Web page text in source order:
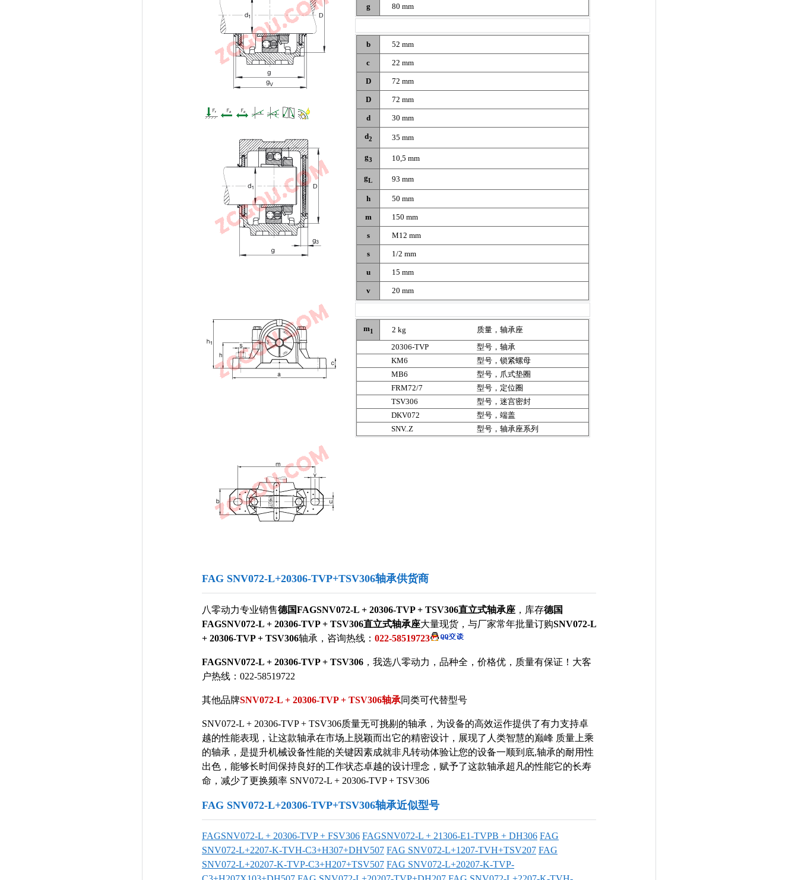
g 80 mm
b 52 mm
c 22 mm
D 72 mm
D 72 mm
d 30 mm
d2 35 mm
g3 10,5 mm
gL 93 mm
h 50 mm
m 150 mm
s M12 mm
s 1/2 mm
u 15 mm
v 20 mm
m1 2 kg
质量，轴承座
20306-TVP
型号，轴承
KM6
型号，锁紧螺母
MB6
型号，爪式垫圈
FRM72/7
型号，定位圈
TSV306
型号，迷宫密封
DKV072
型号，端盖
SNV..Z
型号，轴承座系列
FAG SNV072-L+20306-TVP+TSV306轴承供货商
八零动力专业销售德国FAGSNV072-L + 20306-TVP + TSV306直立式轴承座 ，库存德国
FAGSNV072-L + 20306-TVP + TSV306直立式轴承座大量现货，与厂家常年批量订购SNV072-L
+ 20306-TVP + TSV306轴承，咨询热线： 022-58519723
FAGSNV072-L + 20306-TVP + TSV306 ，我选八零动力，品种全，价格优，质量有保证！大客
户热线：022-58519722
其他品牌SNV072-L + 20306-TVP + TSV306轴承同类可代替型号
SNV072-L + 20306-TVP + TSV306质量无可挑剔的轴承，为设备的高效运作提供了有力支持卓
越的性能表现，让这款轴承在市场上脱颖而出它的精密设计，展现了人类智慧的巅峰 质量上乘
的轴承，是提升机械设备性能的关键因素成就非凡转动体验让您的设备一顺到底,轴承的耐用性
出色，能够长时间保持良好的工作状态卓越的设计理念，赋予了这款轴承超凡的性能它的长寿
命，减少了更换频率 SNV072-L + 20306-TVP + TSV306
FAG SNV072-L+20306-TVP+TSV306轴承近似型号
FAGSNV072-L + 20306-TVP + FSV306 FAGSNV072-L + 21306-E1-TVPB + DH306 FAG
SNV072-L+2207-K-TVH-C3+H307+DHV507 FAG SNV072-L+1207-TVH+TSV207 FAG
SNV072-L+20207-K-TVP-C3+H207+TSV507 FAG SNV072-L+20207-K-TVP-